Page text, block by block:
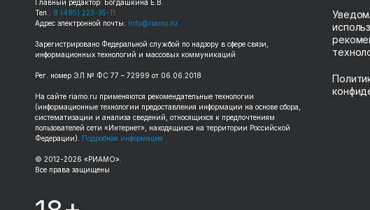
Главный редактор: Богдашкина Е.В.
Тел.: 8 (495) 223-35-11
Адрес электронной почты:info@riamo.ru
Зарегистрировано Федеральной службой по надзору в сфере связи,
информационных технологий и массовых коммуникаций
Рег. номер ЭЛ № ФС 77 – 72999 от 06.06.2018
На сайте riamo.ru применяются рекомендательные технологии
(информационные технологии предоставления информации на основе сбора,
систематизации и анализа сведений, относящихся к предпочтениям
пользователей сети «Интернет», находящихся на территории Российской
Федерации). Подробная информация
© 2012-2026 «РИАМО».
Все права защищены